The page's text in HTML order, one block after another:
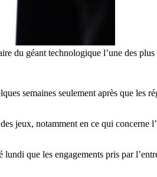
du géant technologique l’une des plus
semaines seulement après que les
jeux, notamment en ce qui concerne
que les engagements pris par